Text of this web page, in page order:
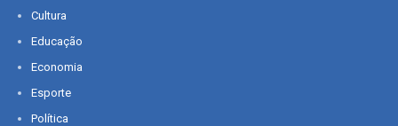
Cultura
Educação
Economia
Esporte
Política